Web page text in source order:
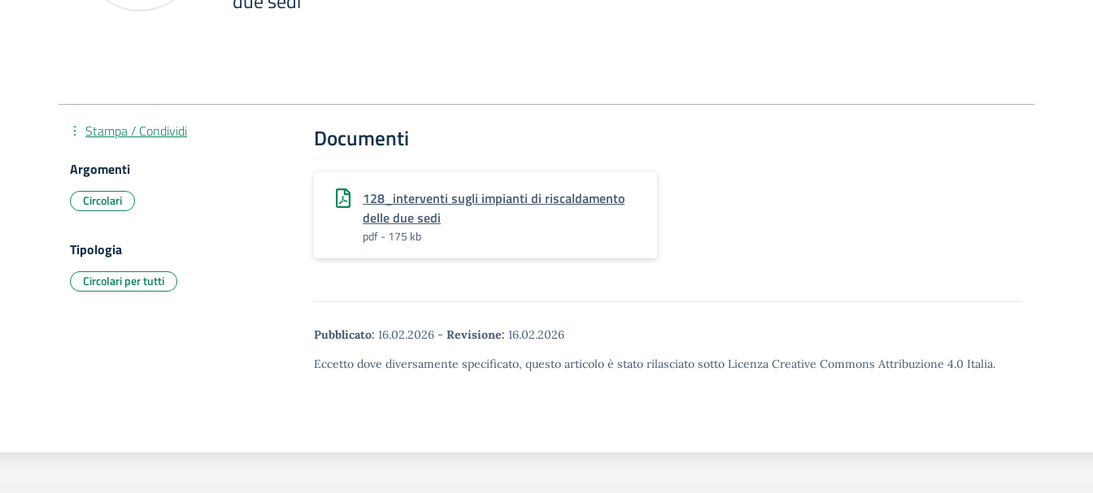
Documenti
128_interventi sugli impianti di riscaldamento
delle due sedi
pdf - 175 kb
Pubblicato: 16.02.2026 - Revisione: 16.02.2026
Eccetto dove diversamente specificato, questo articolo è stato rilasciato sotto Licenza Creative Commons Attribuzione 4.0 Italia.
Stampa / Condividi
Argomenti
Circolari
Tipologia
Circolari per tutti